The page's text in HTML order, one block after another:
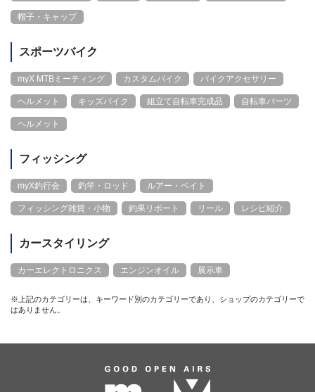
帽子・キャップ
スポーツバイク
myX MTBミーティング カスタムバイク バイクアクセサリー
ヘルメット キッズバイク 組立て自転車完成品 自転車パーツ
ヘルメット
フィッシング
myX釣行会 釣竿・ロッド ルアー・ベイト
フィッシング雑貨・小物 釣果リポート リール レシピ紹介
カースタイリング
カーエレクトロニクス エンジンオイル 展示車
※上記のカテゴリーは、キーワード別のカテゴリーであり、ショップのカテゴリーで
はありません。